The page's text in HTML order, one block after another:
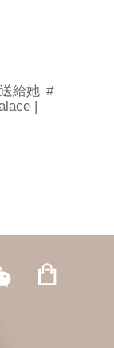
給她 #
|